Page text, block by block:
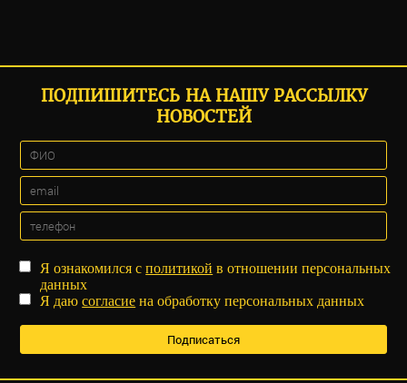
ПОДПИШИТЕСЬ НА НАШУ РАССЫЛКУ
НОВОСТЕЙ
Я ознакомился сполитикой в отношении персональных
данных
Я даюсогласие на обработку персональных данных